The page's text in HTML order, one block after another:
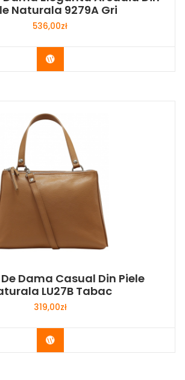
Naturala 9279A Gri
536,00zł
Buy Now
Dama Casual Din Piele
LU27B Tabac
319,00zł
Buy Now